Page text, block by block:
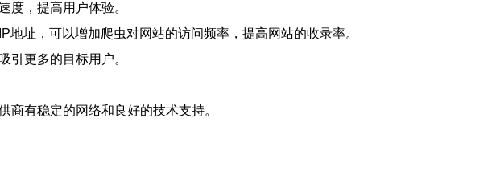
度，提高用户体验。
址，可以增加爬虫对网站的访问频率，提高网站的收录率。
引更多的目标用户。
有稳定的网络和良好的技术支持。